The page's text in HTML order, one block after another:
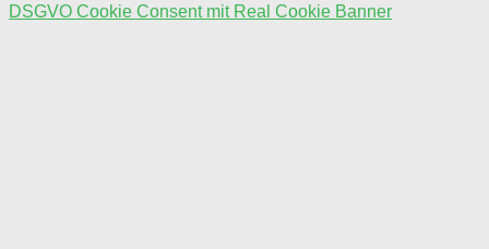
DSGVO Cookie Consent mit Real Cookie Banner